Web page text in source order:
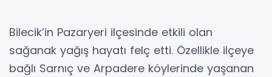
Bilecik’in Pazaryeri ilçesinde etkili olan
sağanak yağış hayatı felç etti. Özellikle ilçeye
bağlı Sarnıç ve Arpadere köylerinde yaşanan